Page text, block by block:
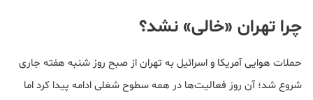
چرا تهران «خالی» نشد؟
حملات هوایی آمریکا و اسرائیل به تهران از صبح روز شنبه هفته جاری
شروع شد؛ آن روز فعالیت‌ها در همه سطوح شغلی ادامه پیدا کرد اما